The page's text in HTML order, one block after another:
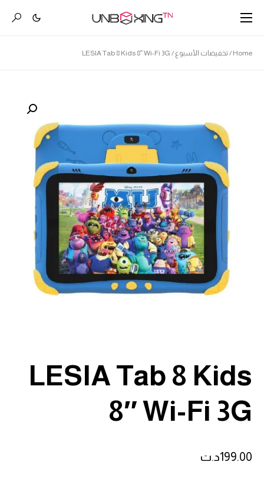
Home
/ تخفيضات الأسبوع / LESIA Tab 8 Kids 8″ Wi-Fi 3G
LESIA Tab 8 Kids
8″ Wi-Fi 3G
199.00د.ت